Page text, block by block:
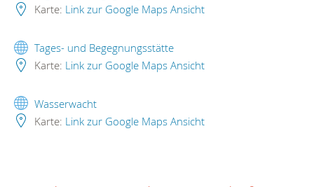
Karte: Link zur Google Maps Ansicht
Tages- und Begegnungsstätte
Karte: Link zur Google Maps Ansicht
Wasserwacht
Karte: Link zur Google Maps Ansicht